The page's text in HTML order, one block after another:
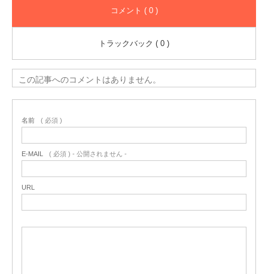
コメント ( 0 )
トラックバック ( 0 )
この記事へのコメントはありません。
名前 ( 必須 )
E-MAIL ( 必須 ) - 公開されません -
URL